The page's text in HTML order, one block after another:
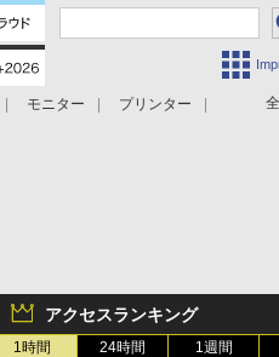
モニター
プリンター
アクセスランキング
1時間 24時間 1週間